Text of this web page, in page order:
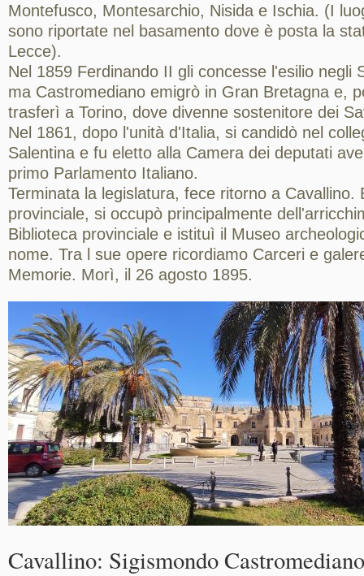
Montefusco, Montesarchio, Nisida e Ischia. (I
sono riportate nel basamento dove è posta la
Lecce).
Nel 1859 Ferdinando II gli concesse l'esilio negli
ma Castromediano emigrò in Gran Bretagna e,
trasferì a Torino, dove divenne sostenitore dei
Nel 1861, dopo l'unità d'Italia, si candidò nel
Salentina e fu eletto alla Camera dei deputati
primo Parlamento Italiano.
Terminata la legislatura, fece ritorno a Cavallino.
provinciale, si occupò principalmente
Biblioteca provinciale e istituì il Museo
nome. Tra l sue opere ricordiamo Carceri e
Memorie. Morì, il 26 agosto 1895.
Cavallino: Sigismondo Castromediano